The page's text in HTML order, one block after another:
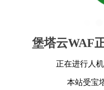
堡塔云WAF
正在进行人
本站受宝